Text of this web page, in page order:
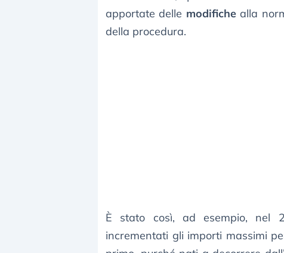
apportate delle modifichealla
della procedura.
È stato così, ad esempio, nel
incrementati gli importi massimi